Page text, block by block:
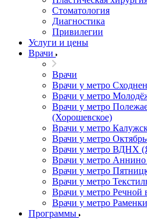
Стоматология
Диагностика
Привилегии
Услуги и цены
Врачи
Врачи
Врачи у метро
Врачи у метро
Врачи у метро
(Хорошевское)
Врачи у метро
Врачи у метро
Врачи у метро ВДНХ
Врачи у метро
Врачи у метро
Врачи у метро
Врачи у метро Речной
Врачи у метро
Программы